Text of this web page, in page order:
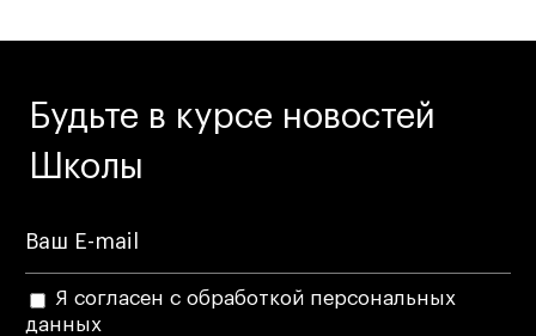
Будьте в курсе новостей
Школы
Я согласен с обработкой персональных
данных